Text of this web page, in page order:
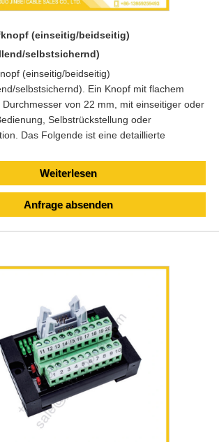
(einseitig/beidseitig)
selbstsichernd)
(einseitig/beidseitig)
selbstsichernd). Ein Knopf mit flachem
Durchmesser von 22 mm, mit einseitiger oder
Selbstrückstellung oder
Das Folgende ist eine detaillierte
Weiterlesen
Anfrage absenden